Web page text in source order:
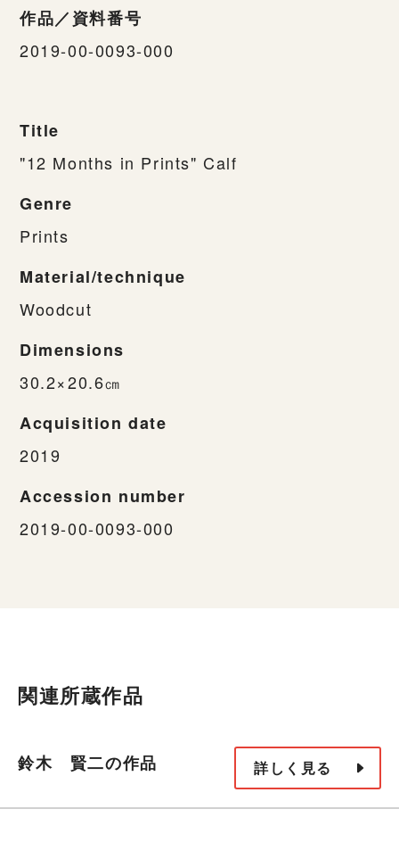
作品／資料番号
2019-00-0093-000
Title
"12 Months in Prints" Calf
Genre
Prints
Material/technique
Woodcut
Dimensions
30.2×20.6㎝
Acquisition date
2019
Accession number
2019-00-0093-000
関連所蔵作品
鈴木 賢二の作品 詳しく見る